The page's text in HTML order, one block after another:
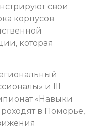
свои
корпусов
которая
и III
«Навыки
в Поморье,